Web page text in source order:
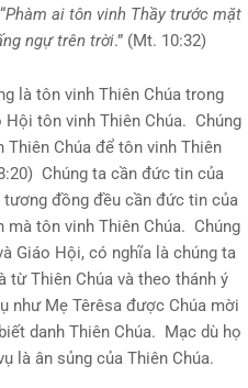
Phàm ai tôn vinh Thầy trước mặt
ngự trên trời.” (Mt. 10:32)
là tôn vinh Thiên Chúa trong
tôn vinh Thiên Chúa. Chúng
Chúa để tôn vinh Thiên
Chúng ta cần đức tin của
đồng đều cần đức tin của
tôn vinh Thiên Chúa. Chúng
Giáo Hội, có nghĩa là chúng ta
từ Thiên Chúa và theo thánh ý
như Mẹ Têrêsa được Chúa mời
danh Thiên Chúa. Mạc dù họ
là ân sủng của Thiên Chúa.